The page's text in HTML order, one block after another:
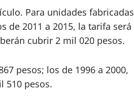
Para unidades fabricadas
de 2011 a 2015, la tarifa será
cubrir 2 mil 020 pesos.
pesos; los de 1996 a 2000,
510 pesos.